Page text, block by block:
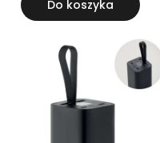
Do koszyka